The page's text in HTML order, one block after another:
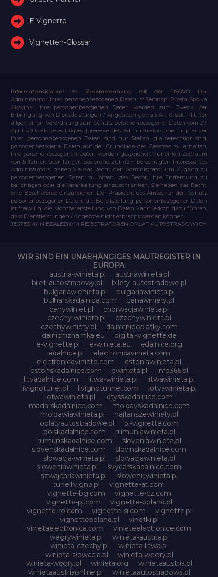
E-Vignette
Vignetten-Glossar
Informationsklausel im Zusammenhang mit der DSGVO
Der
Administrator Ihrer personenbezogenen Daten ist Feniqs.pl Prosta Spółka
Akcyjna. Ihre personenbezogenen Daten werden zum Zweck der
Erbringung von Dienstleistungen / Angeboten gemäß Art. 6 Sek. 1 lit. der
allgemeinen Verordnung zum Schutz personenbezogener Daten vom 27.
April 2016 als berechtigtes Interesse des Administrators, die Empfänger
Ihrer personenbezogenen Daten sind nur Stellen, die berechtigt sind,
personenbezogene Daten auf der Grundlage des Gesetzes zu erhalten,
Ihre personenbezogenen Daten werden gespeichert Für einen Zeitraum
von 5 Jahren oder länger, basierend auf dem berechtigten Interesse des
Administrators, haben Sie das Recht, den Administrator um Zugang zu
personenbezogenen Daten zu bitten, das Recht, ihre Entfernung zu
berichtigen oder die Verarbeitung einzuschränken, Sie haben das Recht,
eine Beschwerde einzureichen Der Präsident des Amtes für den Schutz
personenbezogener Daten, die Bereitstellung personenbezogener Daten
ist freiwillig, die Nichtbereitstellung von Daten kann jedoch dazu führen,
dass Dienstleistungen / Angebote nicht erbracht werden können.
JESTEŚMY NIEZALEŻNYM REJESTRATOREM OPŁAT AUTOSTRADOWYCH
WIR SIND EIN UNABHÄNGIGES MAUTREGISTER IN
EUROPA:
austria-winieta.pl
austriawinieta.pl
bilet-autostradowy.pl
bilety-autostradowe.pl
bulgariawienieta.pl
bulgariawinieta.pl
bulharskadalnice.com
cenawiniety.pl
cenywiniet.pl
chorwacjawinieta.pl
czechy-winieta.pl
czechywinieta.pl
czechywiniety.pl
dalnicnipoplatky.com
dalnicniznamka.eu
digital-vignette.de
e-vignette.pl
e-winieta.eu
edalnice.org
edalnice.pl
electronicavinieta.com
electroniceviniete.com
estoniawinieta.pl
estonskadalnice.com
ewinieta.pl
info365.pl
litvadalnice.com
litwa-winieta.pl
litwawinieta.pl
livignotunel.pl
livignotunnel.com
lotvawinieta.pl
lotwawinieta.pl
lotysskadalnice.com
madarskadalnice.com
moldavskadalnice.com
moldawiawinieta.pl
najtanszewiniety.pl
oplatyautostradowe.pl
pl-vignette.com
polskadalnice.com
rumuniawinieta.pl
rumunskadalnice.com
sloveniawinieta.pl
slovenskadalnice.com
slovinskadalnice.com
slowacja-winieta.pl
slowacjawinieta.pl
sloweniawinieta.pl
svycarskadalnice.com
szwajcariawinieta.pl
słoweniawinieta.pl
tunellivigno.pl
vignette-at.com
vignette-bg.com
vignette-cz.com
vignette-pl.com
vignette-poland.pl
vignette-ro.com
vignette-si.com
vignette.pl
vignettepoland.pl
vinetki.pl
vinietaelectronica.com
vinieteelectronice.com
wegrywinieta.pl
winieta-austria.pl
winieta-czechy.pl
winieta-litwa.pl
winieta-słowacja.pl
winieta-wegry.pl
winieta-węgry.pl
winieta.org
winietaaustria.pl
winietaaustriaonline.pl
winietaautostradowa.pl